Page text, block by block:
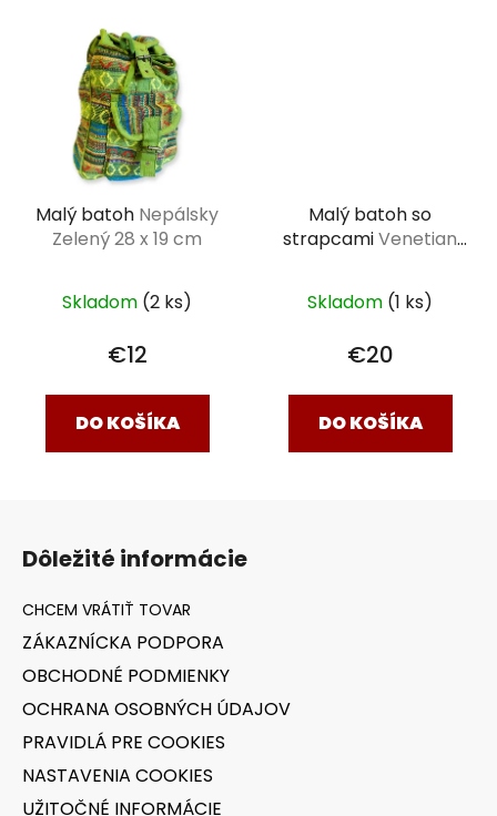
Malý batoh Nepálsky
Zelený 28 x 19 cm
Skladom (2 ks)
€12
DO KOŠÍKA
Malý batoh so
strapcamiVenetian
Skladom (1 ks)
€20
DO KOŠÍKA
Dôležité informácie
ZÁKAZNÍCKA PODPORA
OBCHODNÉ PODMIENKY
OCHRANA OSOBNÝCH ÚDAJOV
PRAVIDLÁ PRE COOKIES
NASTAVENIA COOKIES
UŽITOČNÉ INFORMÁCIE